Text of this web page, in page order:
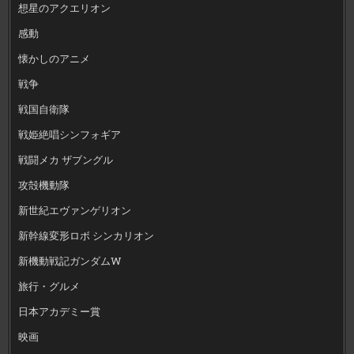
想星のアクエリオン
感動
懐かしのアニメ
戦争
戦国自衛隊
戦姫絶唱シンフォギア
戦闘メカ ザブングル
攻殻機動隊
新世紀エヴァンゲリオン
新幹線変形ロボ シンカリオン
新機動戦記ガンダムW
旅行・グルメ
日本アカデミー賞
映画